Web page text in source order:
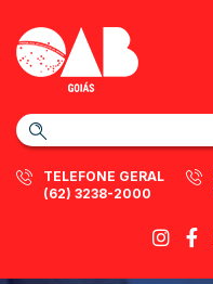
TELEFONE GERAL
(62) 3238-2000